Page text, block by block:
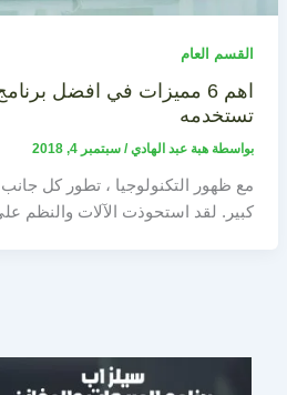
القسم العام
اهم 6 مميزات في افضل
تستخدمه
بواسطة هبة عبد الهادي/ سبتمبر 4, 2018
مع ظهور التكنولوجيا ، تطور كل
كبير. لقد استحوذت الآلات والنظم